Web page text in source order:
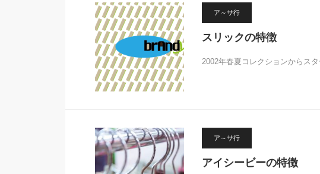
ア～サ行
スリックの特徴
2002年春夏コレクションからス
ア～サ行
アイシービーの特徴